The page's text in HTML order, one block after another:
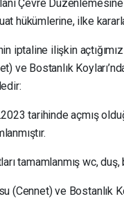
Çevre
hükümlerine, ilke
iptaline ilişkin
ve Bostanlık
tarihinde açmış
tamamlanmış wc,
(Cennet) ve Bostanlık